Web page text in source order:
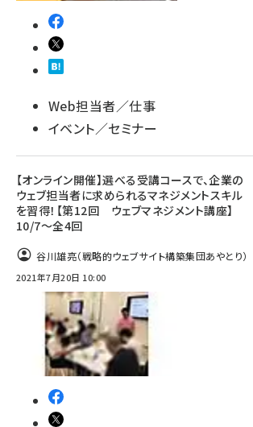
Web担当者／仕事
イベント／セミナー
【オンライン開催】選べる受講コースで、企業の
ウェブ担当者に求められるマネジメントスキル
を習得！【第12回 ウェブマネジメント講座】
10/7～全4回
谷川雄亮（戦略的ウェブサイト構築集団あやとり）
2021年7月20日 10:00